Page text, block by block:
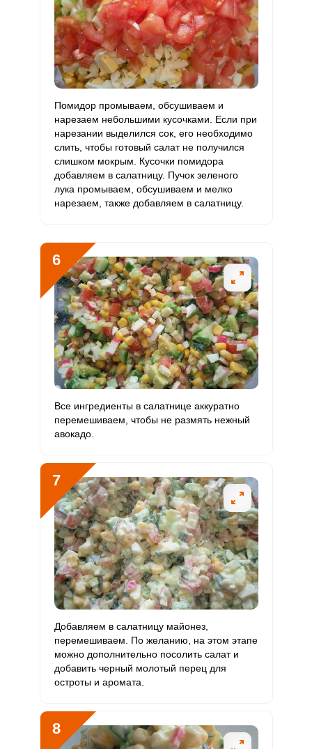
Помидор промываем, обсушиваем и
нарезаем небольшими кусочками. Если при
нарезании выделился сок, его необходимо
слить, чтобы готовый салат не получился
слишком мокрым. Кусочки помидора
добавляем в салатницу. Пучок зеленого
лука промываем, обсушиваем и мелко
нарезаем, также добавляем в салатницу.
6
Все ингредиенты в салатнице аккуратно
перемешиваем, чтобы не размять нежный
авокадо.
7
Добавляем в салатницу майонез,
перемешиваем. По желанию, на этом этапе
можно дополнительно посолить салат и
добавить черный молотый перец для
остроты и аромата.
8